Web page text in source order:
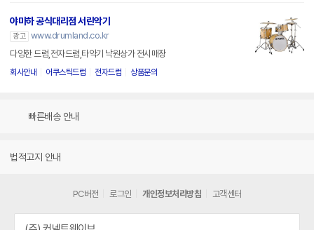
야마하 공식대리점 서린악기
광고 www.drumland.co.kr
다양한 드럼,전자드럼,타악기 낙원상가 전시매장
회사안내 어쿠스틱드럼 전자드럼 상품문의
빠른배송 안내
법적고지 안내
PC버전 로그인 개인정보처리방침 고객센터